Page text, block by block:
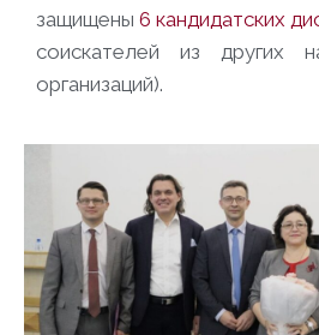
защищены 6 кандидатских
соискателей из других
организаций).